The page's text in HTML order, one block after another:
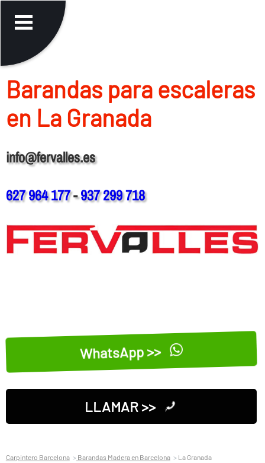
Barandas para escaleras
en La Granada
info@fervalles.es
627 964 177-937 299 718
WhatsApp >>
LLAMAR >>
Carpintero Barcelona Barandas Madera en Barcelona La Granada